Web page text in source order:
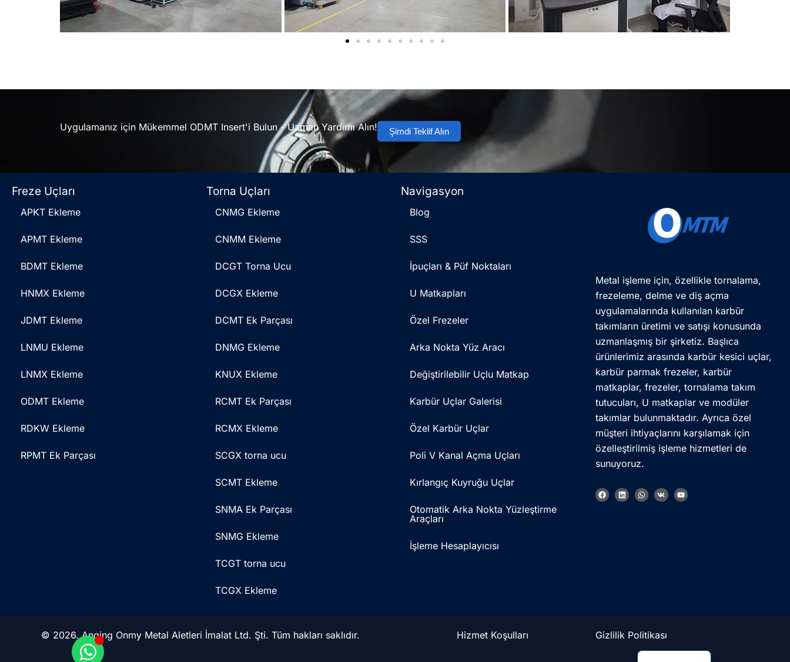
Uygulamanız için Mükemmel ODMT Insert'i Bulun - Uzman Yardımı Alın! Şimdi Teklif Alın
Metal işleme için, özellikle tornalama,
frezeleme, delme ve diş açma
uygulamalarında kullanılan karbür
takımların üretimi ve satışı konusunda
uzmanlaşmış bir şirketiz. Başlıca
ürünlerimiz arasında karbür kesici uçlar,
karbür parmak frezeler, karbür
matkaplar, frezeler, tornalama takım
tutucuları, U matkaplar ve modüler
takımlar bulunmaktadır. Ayrıca özel
müşteri ihtiyaçlarını karşılamak için
özelleştirilmiş işleme hizmetleri de
sunuyoruz.
F
a
L
i
W
h
V
k
Y
o
Navigasyon
Blog
SSS
İpuçları & Püf Noktaları
U Matkapları
Özel Frezeler
Arka Nokta Yüz Aracı
Değiştirilebilir Uçlu Matkap
Karbür Uçlar Galerisi
Özel Karbür Uçlar
Poli V Kanal Açma Uçları
Kırlangıç Kuyruğu Uçlar
Otomatik Arka Nokta Yüzleştirme
Araçları
İşleme Hesaplayıcısı
Torna Uçları
CNMG Ekleme
CNMM Ekleme
DCGT Torna Ucu
DCGX Ekleme
DCMT Ek Parçası
DNMG Ekleme
KNUX Ekleme
RCMT Ek Parçası
RCMX Ekleme
SCGX torna ucu
SCMT Ekleme
SNMA Ek Parçası
SNMG Ekleme
TCGT torna ucu
TCGX Ekleme
Freze Uçları
APKT Ekleme
APMT Ekleme
BDMT Ekleme
HNMX Ekleme
JDMT Ekleme
LNMU Ekleme
LNMX Ekleme
ODMT Ekleme
RDKW Ekleme
RPMT Ek Parçası
© 2026. Anqing Onmy Metal Aletleri İmalat Ltd. Şti. Tüm hakları saklıdır. Hizmet Koşulları Gizlilik Politikası
Korean